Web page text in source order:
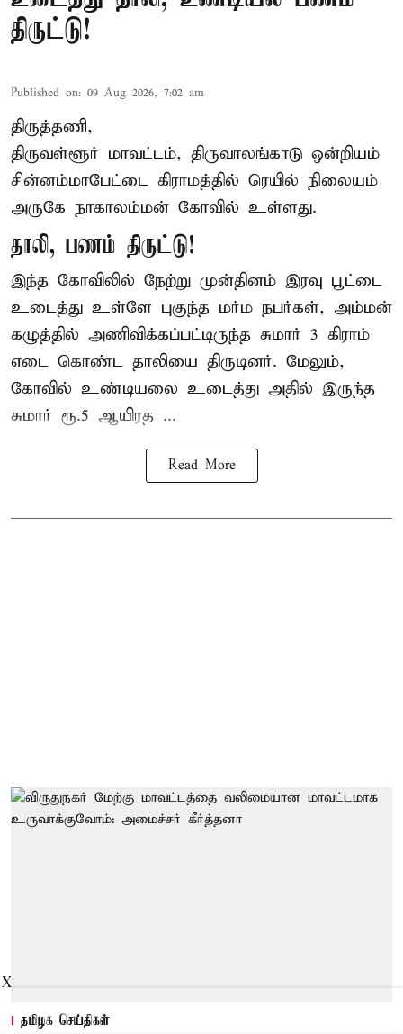
திருட்டு!
Published on: 09 Aug 2026, 7:02 am
திருத்தணி,
திருவள்ளூர் மாவட்டம், திருவாலங்காடு ஒன்றியம்
சின்னம்மாபேட்டை கிராமத்தில் ரெயில் நிலையம்
அருகே நாகாலம்மன் கோவில் உள்ளது.
தாலி, பணம் திருட்டு!
இந்த கோவிலில் நேற்று முன்தினம் இரவு பூட்டை
உடைத்து உள்ளே புகுந்த மர்ம நபர்கள், அம்மன்
கழுத்தில் அணிவிக்கப்பட்டிருந்த சுமார் 3 கிராம்
எடை கொண்ட தாலியை திருடினர். மேலும்,
கோவில் உண்டியலை உடைத்து அதில் இருந்த
சுமார் ரூ.5 ஆயிரத ...
Read More
தமிழக செய்திகள்
X